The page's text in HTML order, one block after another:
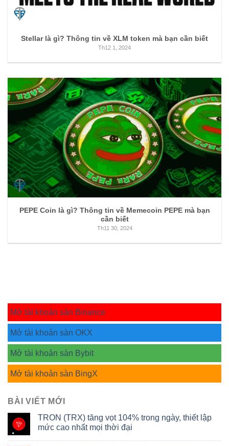
Stellar là gì? Thông tin về XLM token mà bạn cần biết
Th12 1, 2024
PEPE Coin là gì? Thông tin về Memecoin PEPE mà bạn
cần biết
Th11 30, 2024
Mở tài khoản sàn Binance
Mở tài khoản sàn OKX
Mở tài khoản sàn Bybit
Mở tài khoản sàn BingX
BÀI VIẾT MỚI
TRON (TRX) tăng vọt 104% trong ngày, thiết lập
mức cao nhất mọi thời đại